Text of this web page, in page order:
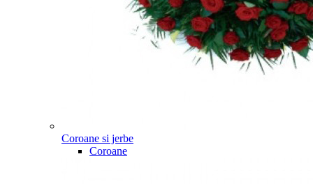
Coroane si jerbe
Coroane